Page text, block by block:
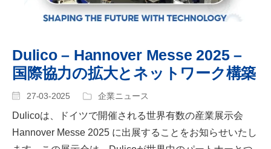
Dulico – Hannover Messe 2025 –
国際協力の拡大とネットワーク構築
27-03-2025 企業ニュース
Dulicoは、ドイツで開催される世界有数の産業展示会
Hannover Messe 2025 に出展することをお知らせいたし